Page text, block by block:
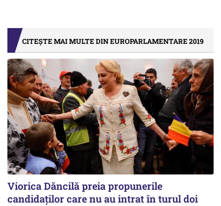
CITEȘTE MAI MULTE DIN EUROPARLAMENTARE 2019
Viorica Dăncilă preia propunerile
candidaților care nu au intrat în turul doi